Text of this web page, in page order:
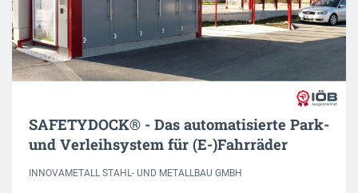
SAFETYDOCK® - Das automatisierte Park-
und Verleihsystem für (E-)Fahrräder
INNOVAMETALL STAHL- UND METALLBAU GMBH